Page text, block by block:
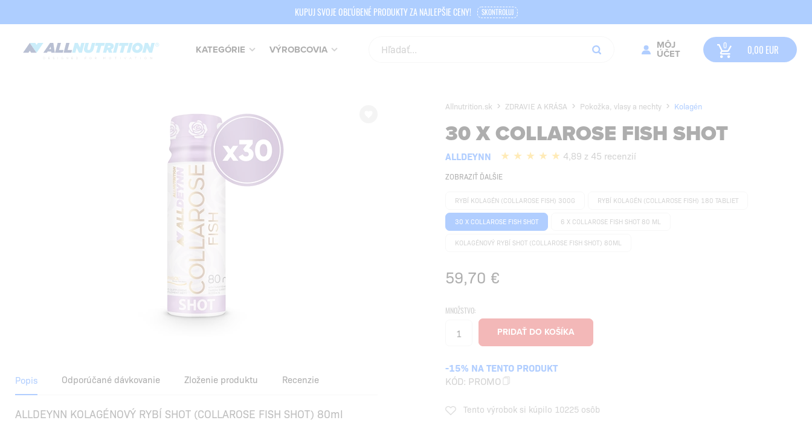
KUPUJ SVOJE OBĽÚBENÉ PRODUKTY ZA NAJLEPŠIE CENY! SKONTROLUJ
KATEGÓRIE VÝROBCOVIA
MÔJ
ÚČET
0,00 EUR
Allnutrition.sk ZDRAVIE A KRÁSA Pokožka, vlasy a nechty Kolagén
30 X COLLAROSE FISH SHOT
ALLDEYNN 4,89 z 45 recenzií
ZOBRAZIŤ ĎALŠIE
RYBÍ KOLAGÉN (COLLAROSE FISH) 300G RYBÍ KOLAGÉN (COLLAROSE FISH) 180 TABLIET
30 X COLLAROSE FISH SHOT 6 X COLLAROSE FISH SHOT 80 ML
KOLAGÉNOVÝ RYBÍ SHOT (COLLAROSE FISH SHOT) 80ML
59,70 €
MNOŽSTVO:
-15% NA TENTO PRODUKT
KÓD: PROMO
Tento výrobok si kúpilo 10225 osôb
Popis Odporúčané dávkovanie Zloženie produktu Recenzie
ALLDEYNN KOLAGÉNOVÝ RYBÍ SHOT (COLLAROSE FISH SHOT) 80ml